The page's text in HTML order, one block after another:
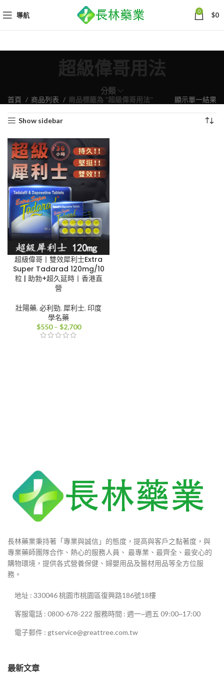
導航 0 $0
超級偉哥用法
分類
首頁 商品列表 商品標籤為 “超級偉哥用法” 顯示單一結果
Show sidebar
超級偉哥丨雙效犀利士Extra
Super Tadarad 120mg/10
粒 | 助勃+超久延時丨香港直
營
壯陽藥, 必利勁, 犀利士, 印度
學名藥
$550 – $2,700價
長林藥業秉持著「專業與誠信」的態度，提高與客戶之黏著度，與
專業藥師團隊合作、熱心的服務人員、 最專業、最齊全、最安心的
購物環境，提供各式營養保健、婦嬰用品及醫材用品等全方位服
務。
地址 : 330046 桃園市桃園區復興路186號18樓
客服電話 : 0800-678-222 服務時間 : 週一~週五 09:00~17:00
電子郵件 : gtservice@greattree.com.tw
最新文章